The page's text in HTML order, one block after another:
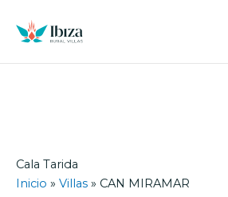
Inhalt
springen
Cala Tarida
Inicio » Villas » CAN MIRAMAR